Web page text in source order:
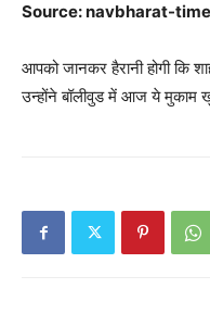
Source: navbharat-
आपको जानकर हैरानी होगी कि
उन्होंने बॉलीवुड में आज ये मुकाम